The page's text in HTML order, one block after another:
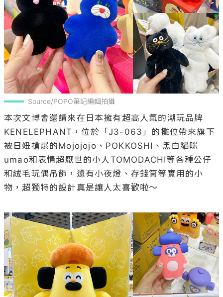
Source/POPO筆記編輯拍攝
本次文博會還請來在日本擁有超高人氣的潮玩品牌
KENELEPHANT，位於「J3-063」的攤位帶來旗下
被日妞搶爆的Mojojojo、POKKOSHI、黑白貓咪
umao和表情超厭世的小人TOMODACHI等各種公仔
和絨毛玩偶吊飾，還有小夜燈、存錢筒等實用的小
物，超獨特的設計真是讓人太喜歡啦～